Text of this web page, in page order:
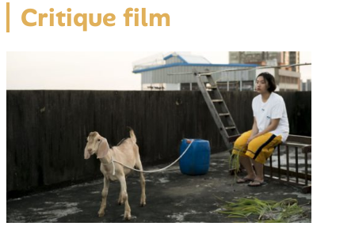
Critique film